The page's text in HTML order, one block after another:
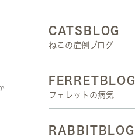
CATSBLOG
ねこの症例ブログ
FERRETBLOG
フェレットの病気
RABBITBLOG